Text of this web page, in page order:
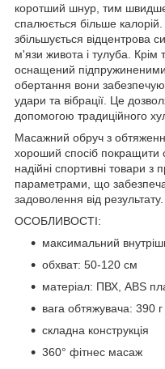
коротший шнур, тим
спалюється більше
збільшується відцентрова
м'язи живота і тулуба. Крім
оснащений
обертання вони
удари та вібрації. Це
допомогою традиційного
Масажний обруч з
хороший спосіб покращити
надійні спортивні товари
параметрами, що
задоволення від результату.
ОСОБЛИВОСТІ:
максимальний
обхват: 50-120 см
матеріал: ПВХ, ABS
вага обтяжувача: 390 г
складна конструкція
360° фітнес масаж